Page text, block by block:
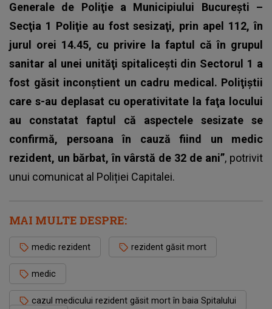
Generale de Poliţie a Municipiului Bucureşti –
Secţia 1 Poliţie au fost sesizaţi, prin apel 112, în
jurul orei 14.45, cu privire la faptul că în grupul
sanitar al unei unităţi spitaliceşti din Sectorul 1 a
fost găsit inconştient un cadru medical. Poliţiştii
care s-au deplasat cu operativitate la faţa locului
au constatat faptul că aspectele sesizate se
confirmă, persoana în cauză fiind un medic
rezident, un bărbat, în vârstă de 32 de ani”, potrivit
unui comunicat al Poliției Capitalei.
MAI MULTE DESPRE:
medic rezident rezident găsit mort
medic
cazul medicului rezident găsit mort în baia Spitalului